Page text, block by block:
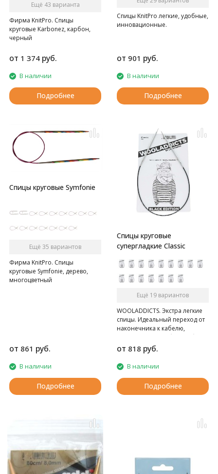
Ещё 43 варианта
Фирма KnitPro. Спицы
круговые Karbonez, карбон,
черный
от 1 374 руб.
В наличии
Подробнее
Спицы KnitPro легкие, удобные,
инновационные.
от 901 руб.
В наличии
Подробнее
Спицы круговые Symfonie
Ещё 35 вариантов
Фирма KnitPro. Спицы
круговые Symfonie, дерево,
многоцветный
от 861 руб.
В наличии
Подробнее
Спицы круговые
супергладкие Classic
Ещё 19 вариантов
WOOLADDICTS. Экстра легкие
спицы. Идеальный переход от
наконечника к кабелю,
гладкие, очень гибкий кабель.
от 818 руб.
В наличии
Подробнее